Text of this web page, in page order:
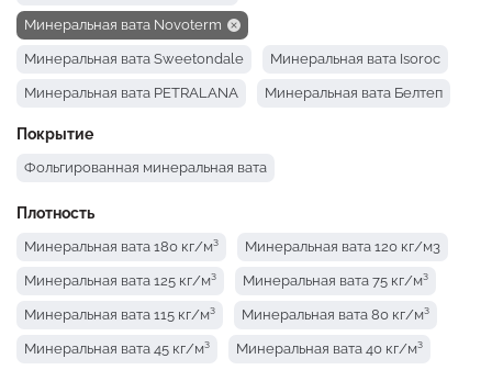
Минеральная вата Novoterm
Минеральная вата Sweetondale Минеральная вата Isoroc
Минеральная вата PETRALANA Минеральная вата Белтеп
Минеральная вата Acoustic Traffic
Минеральная вата Knauf Минеральная вата IZOVAT
Покрытие
Фольгированная минеральная вата
Плотность
Минеральная вата 180 кг/м³ Минеральная вата 120 кг/м3
Минеральная вата 125 кг/м³ Минеральная вата 75 кг/м³
Минеральная вата 115 кг/м³ Минеральная вата 80 кг/м³
Минеральная вата 45 кг/м³ Минеральная вата 40 кг/м³